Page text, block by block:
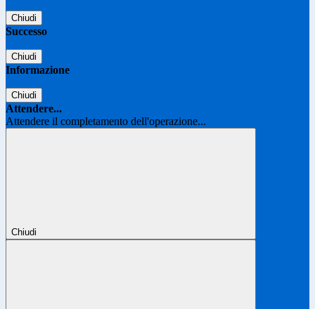
Chiudi
Successo
Chiudi
Informazione
Chiudi
Attendere...
Attendere il completamento dell'operazione...
Chiudi